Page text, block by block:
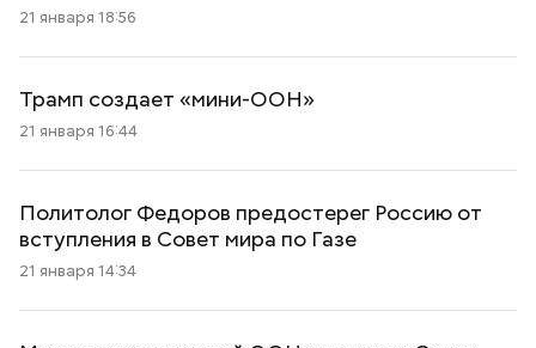
21 января 18:56
Трамп создает «мини-ООН»
21 января 16:44
Политолог Федоров предостерег Россию от
вступления в Совет мира по Газе
21 января 14:34